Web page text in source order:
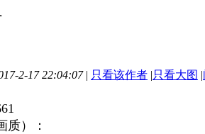
2-17 22:04:07 | 只看该作者 |只看大图 |
质）：